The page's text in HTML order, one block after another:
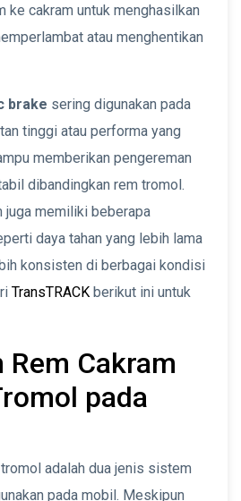
ke cakram untuk menghasilkan
atau menghentikan
brake sering digunakan pada
tinggi atau performa yang
memberikan pengereman
dibandingkan rem tromol.
juga memiliki beberapa
daya tahan yang lebih lama
konsisten di berbagai kondisi
TransTRACK berikut ini untuk
Rem Cakram
pada
adalah dua jenis sistem
pada mobil. Meskipun